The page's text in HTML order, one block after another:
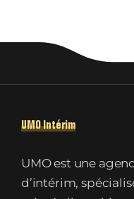
UMO Intérim
UMO est une
d’intérim,